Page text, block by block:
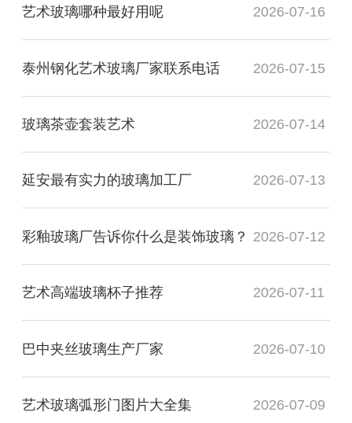
艺术玻璃哪种最好用呢 2026-07-16
泰州钢化艺术玻璃厂家联系电话 2026-07-15
玻璃茶壶套装艺术 2026-07-14
延安最有实力的玻璃加工厂 2026-07-13
彩釉玻璃厂告诉你什么是装饰玻璃？ 2026-07-12
艺术高端玻璃杯子推荐 2026-07-11
巴中夹丝玻璃生产厂家 2026-07-10
艺术玻璃弧形门图片大全集 2026-07-09